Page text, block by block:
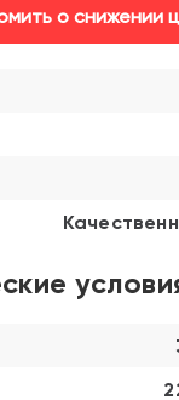
о снижении